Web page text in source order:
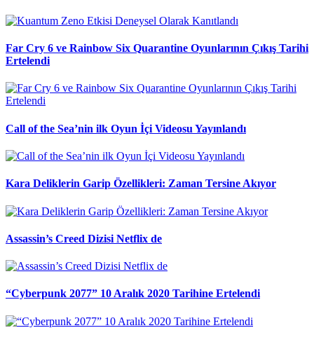
Far Cry 6 ve Rainbow Six Quarantine Oyunlarının Çıkış Tarihi
Ertelendi
Call of the Sea’nin ilk Oyun İçi Videosu Yayınlandı
Kara Deliklerin Garip Özellikleri: Zaman Tersine Akıyor
Assassin’s Creed Dizisi Netflix de
“Cyberpunk 2077” 10 Aralık 2020 Tarihine Ertelendi